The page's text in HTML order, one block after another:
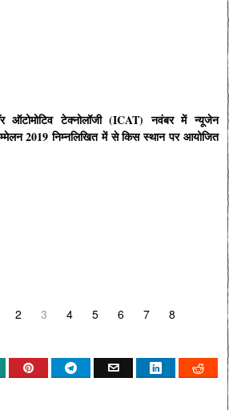
टेक्नोलॉजी (ICAT) नवंबर में न्यूजेन
2019 निम्नलिखित में से किस स्थान पर आयोजित
2 3 4 5 6 7 8